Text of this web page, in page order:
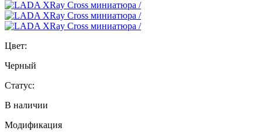
Цвет:
Черный
Статус:
В наличии
Модификация